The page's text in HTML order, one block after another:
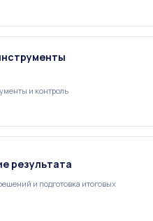
и контроль
результата
и подготовка итоговых